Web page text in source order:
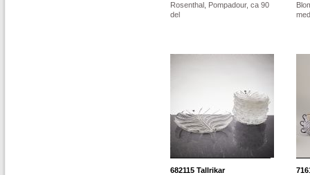
Rosenthal, Pompadour, ca 90
del
682115 Tallrikar